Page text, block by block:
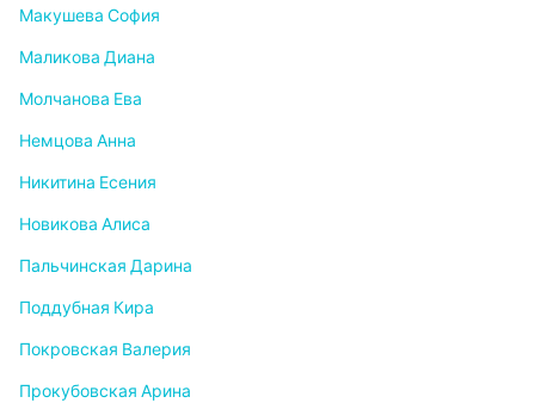
Макушева София
Маликова Диана
Молчанова Ева
Немцова Анна
Никитина Есения
Новикова Алиса
Пальчинская Дарина
Поддубная Кира
Покровская Валерия
Прокубовская Арина